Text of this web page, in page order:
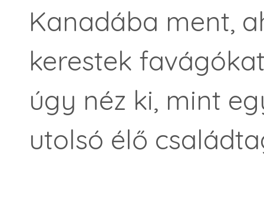
Kanadába ment,
kerestek
úgy néz ki, mint
utolsó élő